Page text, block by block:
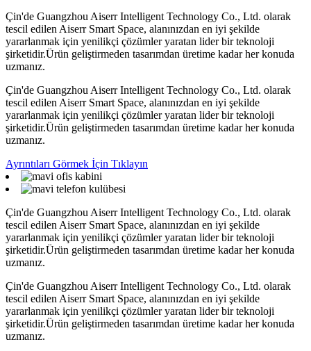
Çin'de Guangzhou Aiserr Intelligent Technology Co., Ltd. olarak
tescil edilen Aiserr Smart Space, alanınızdan en iyi şekilde
yararlanmak için yenilikçi çözümler yaratan lider bir teknoloji
şirketidir.Ürün geliştirmeden tasarımdan üretime kadar her konuda
uzmanız.
Çin'de Guangzhou Aiserr Intelligent Technology Co., Ltd. olarak
tescil edilen Aiserr Smart Space, alanınızdan en iyi şekilde
yararlanmak için yenilikçi çözümler yaratan lider bir teknoloji
şirketidir.Ürün geliştirmeden tasarımdan üretime kadar her konuda
uzmanız.
Ayrıntıları Görmek İçin Tıklayın
Çin'de Guangzhou Aiserr Intelligent Technology Co., Ltd. olarak
tescil edilen Aiserr Smart Space, alanınızdan en iyi şekilde
yararlanmak için yenilikçi çözümler yaratan lider bir teknoloji
şirketidir.Ürün geliştirmeden tasarımdan üretime kadar her konuda
uzmanız.
Çin'de Guangzhou Aiserr Intelligent Technology Co., Ltd. olarak
tescil edilen Aiserr Smart Space, alanınızdan en iyi şekilde
yararlanmak için yenilikçi çözümler yaratan lider bir teknoloji
şirketidir.Ürün geliştirmeden tasarımdan üretime kadar her konuda
uzmanız.